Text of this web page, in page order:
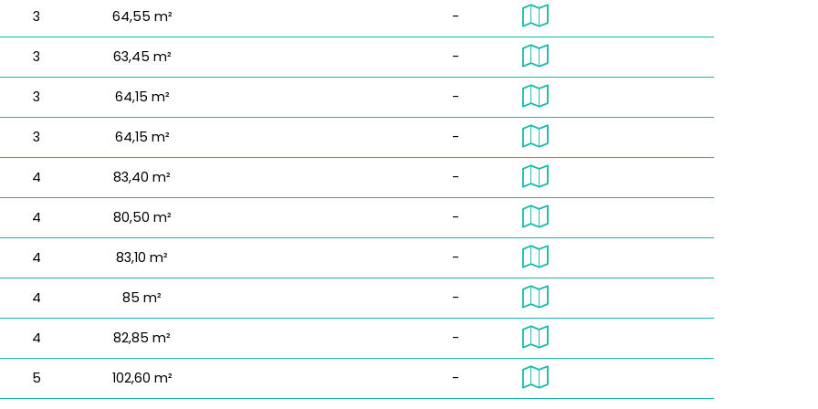
3 64,55 m² -
3 63,45 m² -
3 64,15 m² -
3 64,15 m² -
4 83,40 m² -
4 80,50 m² -
4 83,10 m² -
4 85 m² -
4 82,85 m² -
5 102,60 m² -